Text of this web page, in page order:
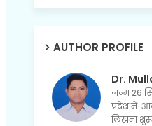
AUTHOR PROFILE
Dr.
जन्म 26
प्रदेश में।
लिखना शुरू